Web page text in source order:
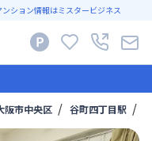
ション情報はミスタービジネス
阪市中央区 谷町四丁目駅